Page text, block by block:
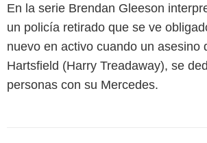
En la serie Brendan Gleeson
un policía retirado que se ve
nuevo en activo cuando un asesino
Hartsfield (Harry Treadaway), se
personas con su Mercedes.